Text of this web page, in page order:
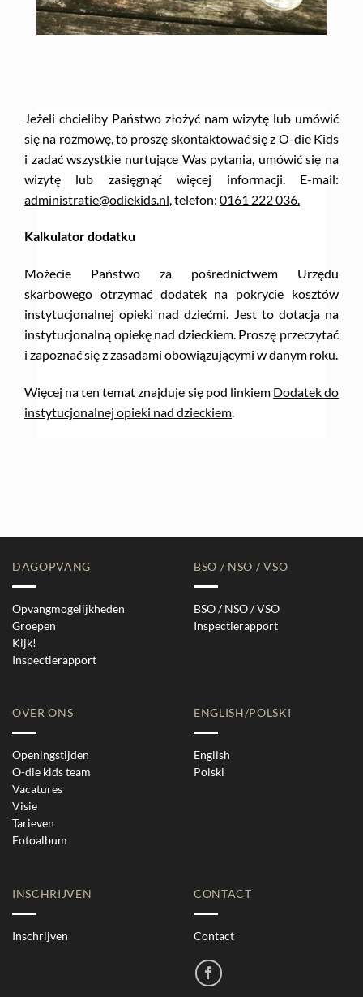
Jeżeli chcieliby Państwo złożyć nam wizytę lub umówić
się na rozmowę, to proszę skontaktowaćsię z O-die Kids
i zadać wszystkie nurtujące Was pytania, umówić się na
wizytę lub zasięgnąć więcej informacji. E-mail:
administratie@odiekids.nl , telefon: 0161 222 036
Kalkulator dodatku
Możecie Państwo za pośrednictwem Urzędu
skarbowego otrzymać dodatek na pokrycie kosztów
instytucjonalnej opieki nad dziećmi. Jest to dotacja na
instytucjonalną opiekę nad dzieckiem. Proszę przeczytać
i zapoznać się z zasadami obowiązującymi w danym roku.
Więcej na ten temat znajduje się pod linkiem Dodatek do
instytucjonalnej opieki nad dzieckiem.
DAGOPVANG
Opvangmogelijkheden
Groepen
Kijk!
Inspectierapport
BSO / NSO / VSO
BSO / NSO / VSO
Inspectierapport
OVER ONS
Openingstijden
O-die kids team
Vacatures
Visie
Tarieven
Fotoalbum
ENGLISH/POLSKI
English
Polski
INSCHRIJVEN
Inschrijven
CONTACT
Contact